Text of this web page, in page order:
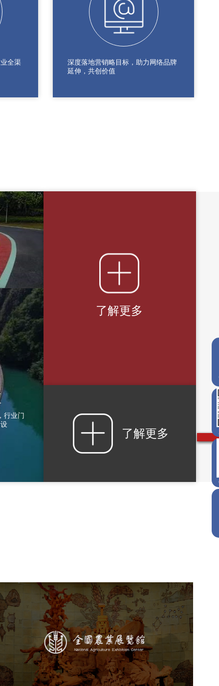
全渠
深度落地营销略目标，助力网络品牌
延伸，共创价值
行业门
了解更多
了解更多
农业展览馆
文化艺术 智慧展馆 展馆网站建设